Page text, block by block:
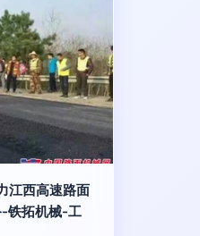
江西高速路面
铁拓机械-工